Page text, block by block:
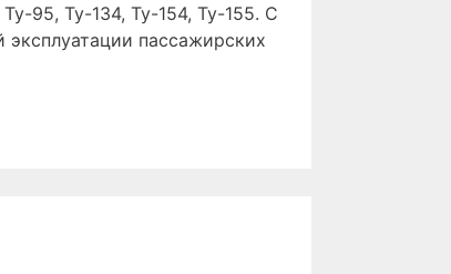
95, Ту-134, Ту-154, Ту-155. С
эксплуатации пассажирских